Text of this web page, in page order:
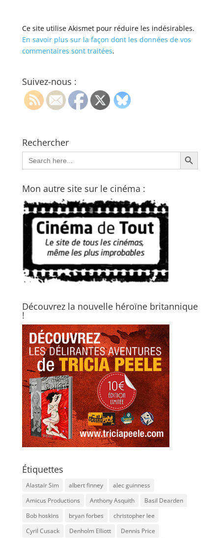
Ce site utilise Akismet pour réduire les indésirables.
En savoir plus sur la façon dont les données de vos
commentaires sont traitées.
Suivez-nous :
Rechercher
Search
for:
Search Button
Mon autre site sur le cinéma :
Découvrez la nouvelle héroïne britannique
!
Étiquettes
Alastair Sim albert finney
alec guinness
Amicus Productions
Anthony Asquith
Basil Dearden
Bob hoskins
bryan forbes
christopher lee
Cyril Cusack
Denholm Elliott
Dennis Price